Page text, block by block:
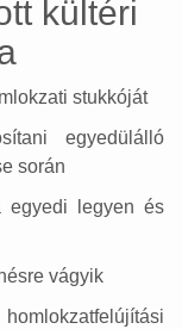
kültéri
stukkóját
egyedülálló
során
egyedi legyen és
vágyik